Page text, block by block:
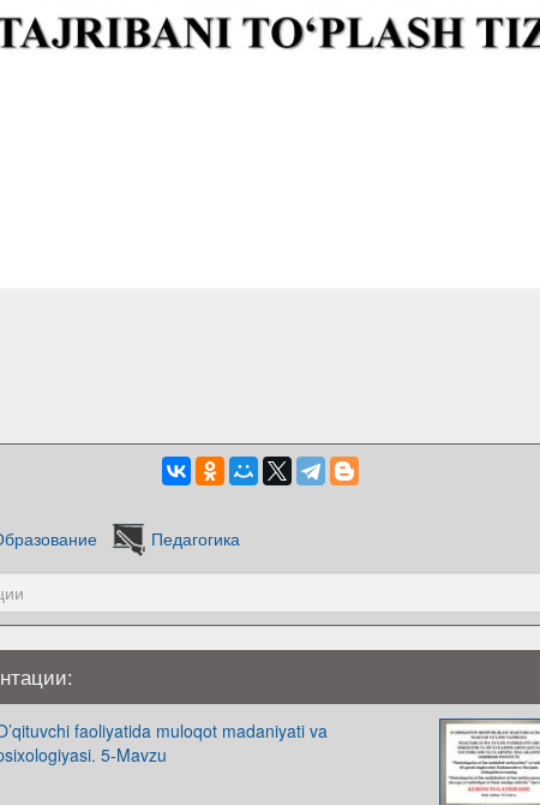
Педагогика
faoliyatida muloqot madaniyati va
5-Mavzu